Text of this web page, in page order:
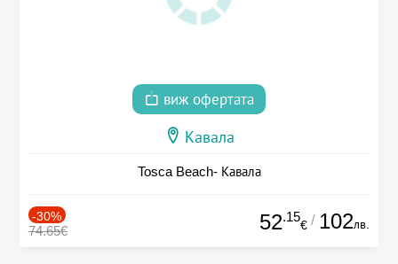
виж офертата
Кавала
Tosca Beach- Кавала
-30%
74.65€ 52.15
€ / 102лв.